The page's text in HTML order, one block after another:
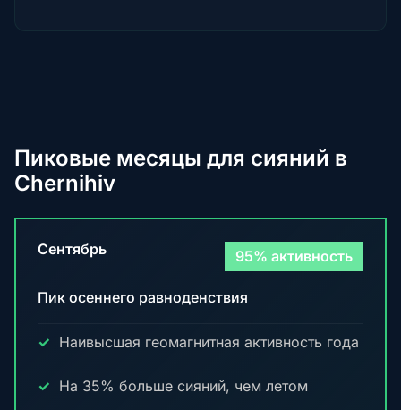
Пиковые месяцы для сияний в
Chernihiv
Сентябрь 95% активность
Пик осеннего равноденствия
Наивысшая геомагнитная активность года
На 35% больше сияний, чем летом